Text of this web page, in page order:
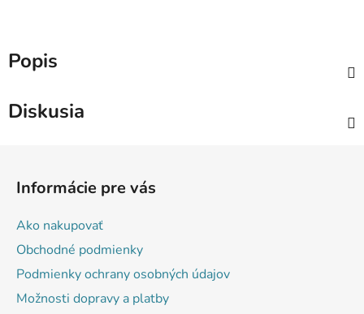
Popis
Diskusia
Informácie pre vás
Ako nakupovať
Obchodné podmienky
Podmienky ochrany osobných údajov
Možnosti dopravy a platby